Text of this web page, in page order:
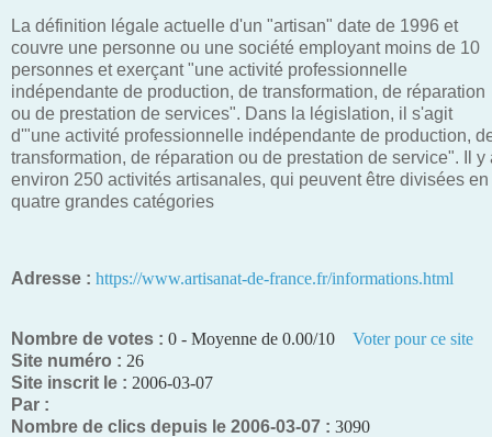
La définition légale actuelle d'un "artisan" date de 1996 et
couvre une personne ou une société employant moins de 10
personnes et exerçant "une activité professionnelle
indépendante de production, de transformation, de réparation
ou de prestation de services". Dans la législation, il s'agit
d'"une activité professionnelle indépendante de production,
transformation, de réparation ou de prestation de service". Il y
environ 250 activités artisanales, qui peuvent être divisées en
quatre grandes catégories
Adresse : https://www.artisanat-de-france.fr/informations.html
Nombre de votes : 0 - Moyenne de 0.00/10 Voter pour ce site
Site numéro : 26
Site inscrit le : 2006-03-07
Par :
Nombre de clics depuis le 2006-03-07 : 3090